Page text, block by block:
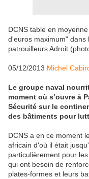
DCNS table en
d'euros maximum" dans
patrouilleurs Adroit
05/12/2013 Michel
Le groupe naval
moment où s’ouvre à
Sécurité sur le
des bâtiments pour
DCNS a en ce moment
africain d'où il était
particulièrement pour
qui ont besoin de
plates-formes et leurs